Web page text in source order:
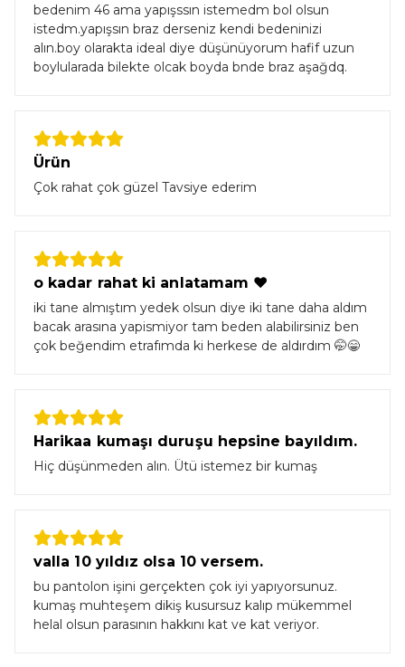
bedenim 46 ama yapışssın istemedm bol olsun
istedm.yapışsın braz derseniz kendi bedeninizi
alın.boy olarakta ideal diye düşünüyorum hafif uzun
boylularada bilekte olcak boyda bnde braz aşağdq.
Ürün
Çok rahat çok güzel Tavsiye ederim
o kadar rahat ki anlatamam ❤️
iki tane almıştım yedek olsun diye iki tane daha aldım
bacak arasına yapismiyor tam beden alabilirsiniz ben
çok beğendim etrafımda ki herkese de aldırdım 🤭😁
Harikaa kumaşı duruşu hepsine bayıldım.
Hiç düşünmeden alın. Ütü istemez bir kumaş
valla 10 yıldız olsa 10 versem.
bu pantolon işini gerçekten çok iyi yapıyorsunuz.
kumaş muhteşem dikiş kusursuz kalıp mükemmel
helal olsun parasının hakkını kat ve kat veriyor.